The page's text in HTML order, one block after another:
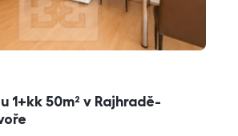
1+kk 50m² v Rajhradě-